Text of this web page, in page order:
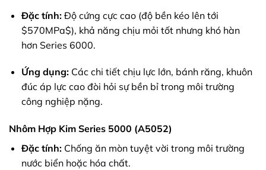
Đặc tính:Độ cứng cực cao (độ bền kéo lên tới
$570MPa$), khả năng chịu mỏi tốt nhưng khó hàn
hơn Series 6000.
Ứng dụng:Các chi tiết chịu lực lớn, bánh răng, khuôn
đúc áp lực cao đòi hỏi sự bền bỉ trong môi trường
công nghiệp nặng.
Nhôm Hợp Kim Series 5000 (A5052)
Đặc tính:Chống ăn mòn tuyệt vời trong môi trường
nước biển hoặc hóa chất.